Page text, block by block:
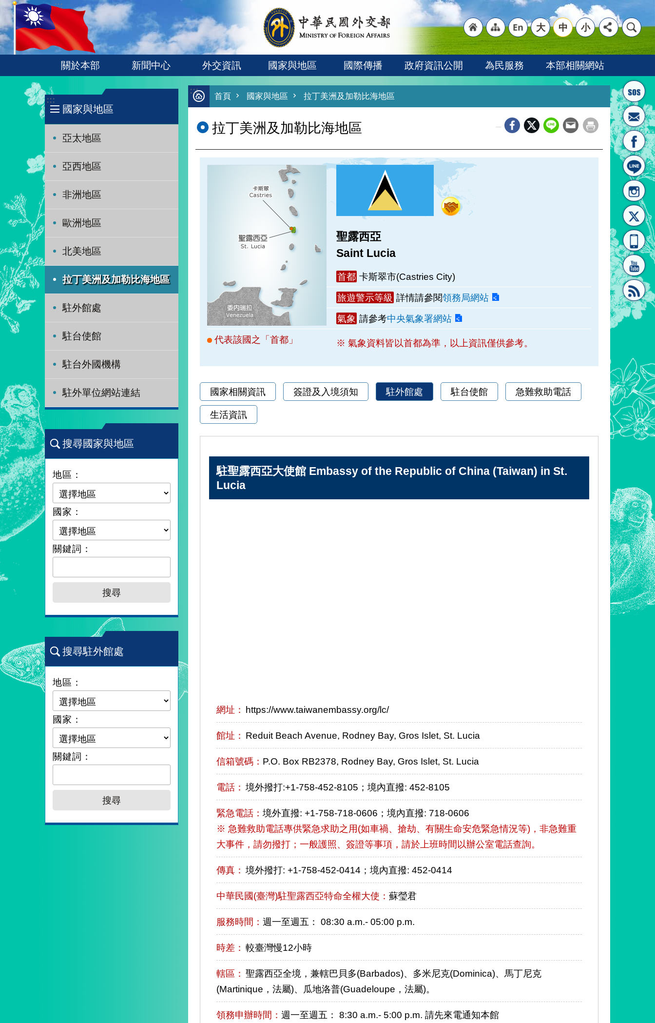
跳到主要內容區塊
:::
首頁
"網
站導
"英
文語
大 中 小
關於本部 新聞中心 外交資訊 國家與地區 國際傳播 政府資訊公開 為民服務 本部相關網站
:::
國家與地區
亞太地區
亞西地區
非洲地區
歐洲地區
北美地區
拉丁美洲及加勒比海地區
駐外館處
駐台使館
駐台外國機構
駐外單位網站連結
搜尋國家與地區
地區：
國家：
關鍵詞：
搜尋駐外館處
地區：
國家：
關鍵詞：
:::
首頁 國家與地區 拉丁美洲及加勒比海地區
拉丁美洲及加勒比海地區
代表該國之「首都」
聖露西亞
Saint Lucia
首都 卡斯翠市(Castries City)
旅遊警示等級 詳情請參閱領務局網站
氣象 請參考中央氣象署網站
※ 氣象資料皆以首都為準，以上資訊僅供參考。
國家相關資訊 簽證及入境須知 駐外館處 駐台使館 急難救助電話
生活資訊
駐聖露西亞大使館 Embassy of the Republic of China (Taiwan) in St.
Lucia
網址： https://www.taiwanembassy.org/lc/
館址： Reduit Beach Avenue, Rodney Bay, Gros Islet, St. Lucia
信箱號碼： P.O. Box RB2378, Rodney Bay, Gros Islet, St. Lucia
電話： 境外撥打:+1-758-452-8105；境內直撥: 452-8105
緊急電話： 境外直撥: +1-758-718-0606；境內直撥: 718-0606
※ 急難救助電話專供緊急求助之用(如車禍、搶劫、有關生命安危緊急情況等)，非急難重
大事件，請勿撥打；一般護照、簽證等事項，請於上班時間以辦公室電話查詢。
傳真： 境外撥打: +1-758-452-0414；境內直撥: 452-0414
中華民國(臺灣)駐聖露西亞特命全權大使： 蘇瑩君
服務時間： 週一至週五： 08:30 a.m.- 05:00 p.m.
時差： 較臺灣慢12小時
轄區： 聖露西亞全境，兼轄巴貝多(Barbados)、多米尼克(Dominica)、馬丁尼克
(Martinique，法屬)、瓜地洛普(Guadeloupe，法屬)。
領務申辦時間： 週一至週五： 8:30 a.m.- 5:00 p.m. 請先來電通知本館